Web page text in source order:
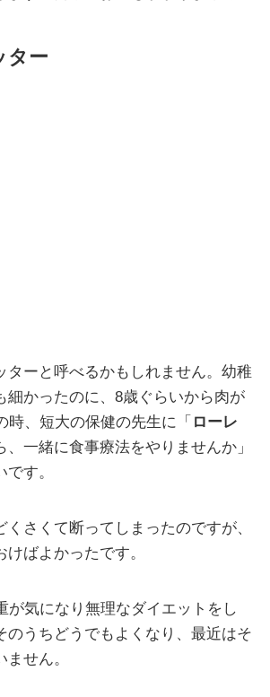
ター
ターと呼べるかもしれません。幼稚
細かったのに、8歳ぐらいから肉が
時、短大の保健の先生に「 ローレ
、一緒に食事療法をやりませんか」
す。
くさくて断ってしまったのですが、
ばよかったです。
が気になり無理なダイエットをし
のうちどうでもよくなり、最近はそ
せん。